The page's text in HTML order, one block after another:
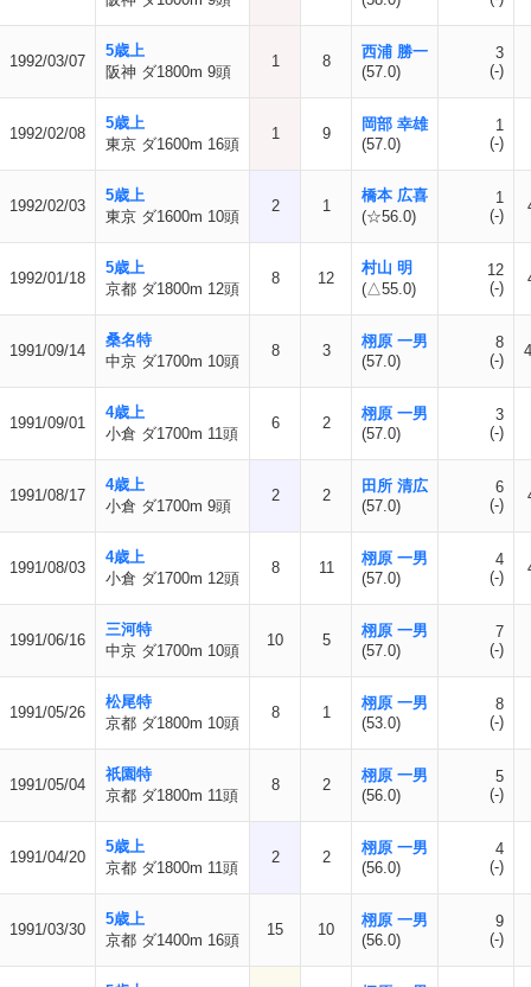
1992/03/07
5歳上
阪神 ダ1800m 9頭
1 8
西浦 勝一
(57.0)
3
(-)
1992/02/08
5歳上
東京 ダ1600m 16頭
1 9
岡部 幸雄
(57.0)
1
(-)
1992/02/03
5歳上
東京 ダ1600m 10頭
2 1
橋本 広喜
(☆56.0)
1
(-)
1992/01/18
5歳上
京都 ダ1800m 12頭
8 12
村山 明
(△55.0)
12
(-)
1991/09/14
桑名特
中京 ダ1700m 10頭
8 3
栩原 一男
(57.0)
8
(-)
1991/09/01
4歳上
小倉 ダ1700m 11頭
6 2
栩原 一男
(57.0)
3
(-)
1991/08/17
4歳上
小倉 ダ1700m 9頭
2 2
田所 清広
(57.0)
6
(-)
1991/08/03
4歳上
小倉 ダ1700m 12頭
8 11
栩原 一男
(57.0)
4
(-)
1991/06/16
三河特
中京 ダ1700m 10頭
10 5
栩原 一男
(57.0)
7
(-)
1991/05/26
松尾特
京都 ダ1800m 10頭
8 1
栩原 一男
(53.0)
8
(-)
1991/05/04
祇園特
京都 ダ1800m 11頭
8 2
栩原 一男
(56.0)
5
(-)
1991/04/20
5歳上
京都 ダ1800m 11頭
2 2
栩原 一男
(56.0)
4
(-)
1991/03/30
5歳上
京都 ダ1400m 16頭
15 10
栩原 一男
(56.0)
9
(-)